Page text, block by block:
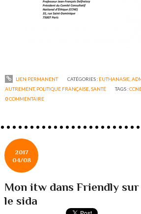
LIEN PERMANENT CATÉGORIES : EUTHANASIE,
AUTREMENT, POLITIQUE FRANÇAISE ,SANTÉ TAGS :
0COMMENTAIRE
2017
04/08
Mon itw dans Friendly
le sida